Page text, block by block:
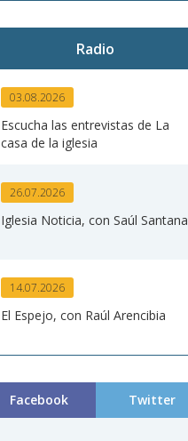
Radio
03.08.2026
Escucha las entrevistas de La
casa de la iglesia
26.07.2026
Iglesia Noticia, con Saúl Santana
14.07.2026
El Espejo, con Raúl Arencibia
Facebook Twitter